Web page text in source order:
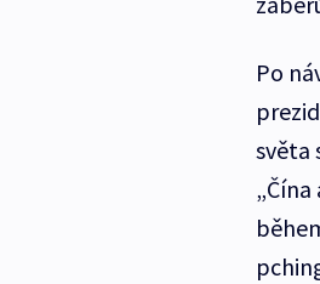
Po
světa